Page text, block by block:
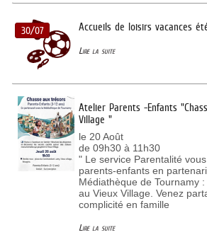
30/07 Accueils de loisirs vacances
Lire la suite
Atelier Parents -Enfants
Village "
le 20 Août
de 09h30 à 11h30
" Le service Parentalité
parents-enfants en
Médiathèque de Tournamy
au Vieux Village. Venez
complicité en famille
Lire la suite